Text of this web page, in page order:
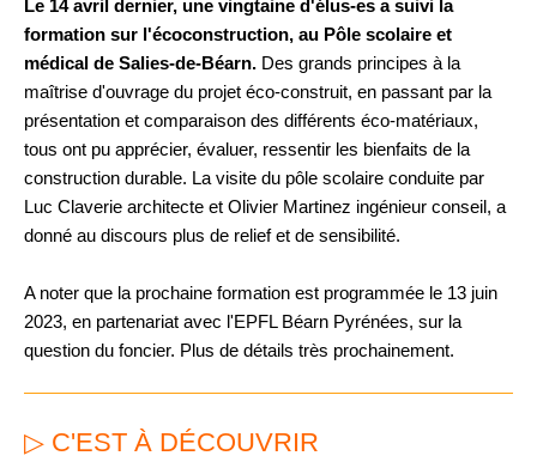
Le 14 avril dernier, une vingtaine d'élus-es a suivi la
formation sur l'écoconstruction, au Pôle scolaire et
médical de Salies-de-Béarn. Des grands principes à la
maîtrise d'ouvrage du projet éco-construit, en passant par la
présentation et comparaison des différents éco-matériaux,
tous ont pu apprécier, évaluer, ressentir les bienfaits de la
construction durable. La visite du pôle scolaire conduite par
Luc Claverie architecte et Olivier Martinez ingénieur conseil, a
donné au discours plus de relief et de sensibilité.
A noter que la prochaine formation est programmée le 13 juin
2023, en partenariat avec l'EPFL Béarn Pyrénées, sur la
question du foncier. Plus de détails très prochainement.
▷ C'EST À DÉCOUVRIR